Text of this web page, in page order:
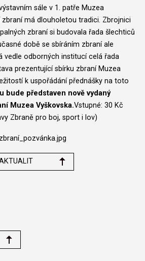
sále v 1. patře Muzea
zbraní má dlouholetou tradici. Zbrojnici
zbraní si budovala řada šlechticů
době se sbíráním zbraní ale
vedle odborných institucí celá řada
prezentující sbírku zbraní Muzea
k uspořádání přednášky na toto
bude představen nově vydaný
Muzea Vyškovska.Vstupné: 30 Kč
Zbraně pro boj, sport i lov)